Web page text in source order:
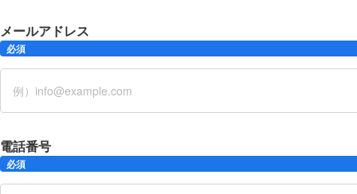
メールアドレス
必須
電話番号
必須